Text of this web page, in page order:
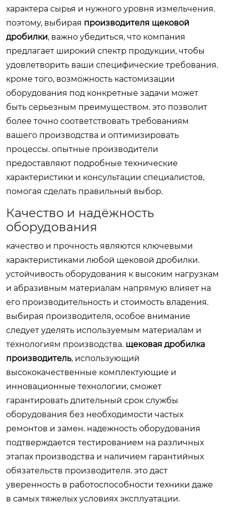
характера сырья и нужного уровня измельчения.
поэтому, выбирая производителя щековой
дробилки, важно убедиться, что компания
предлагает широкий спектр продукции, чтобы
удовлетворить ваши специфические требования.
кроме того, возможность кастомизации
оборудования под конкретные задачи может
быть серьезным преимуществом. это позволит
более точно соответствовать требованиям
вашего производства и оптимизировать
процессы. опытные производители
предоставляют подробные технические
характеристики и консультации специалистов,
помогая сделать правильный выбор.
Качество и надёжность
оборудования
качество и прочность являются ключевыми
характеристиками любой щековой дробилки.
устойчивость оборудования к высоким нагрузкам
и абразивным материалам напрямую влияет на
его производительность и стоимость владения.
выбирая производителя, особое внимание
следует уделять используемым материалам и
технологиям производства. щековая дробилка
производитель, использующий
высококачественные комплектующие и
инновационные технологии, сможет
гарантировать длительный срок службы
оборудования без необходимости частых
ремонтов и замен. надежность оборудования
подтверждается тестированием на различных
этапах производства и наличием гарантийных
обязательств производителя. это даст
уверенность в работоспособности техники даже
в самых тяжелых условиях эксплуатации.